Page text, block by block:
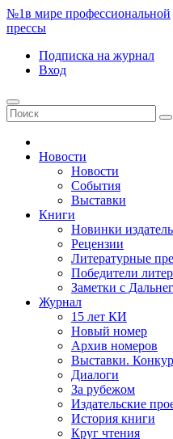
№1в мире профессиональной
прессы
Подписка на журнал
Вход
Новости
Новости
События
Выставки
Книги
Новинки
Рецензии
Литературные
Победители
Заметки с
Журнал
15 лет КИ
Новый номер
Архив номеров
Выставки.
Диалоги
За рубежом
Издательские
История книги
Круг чтения